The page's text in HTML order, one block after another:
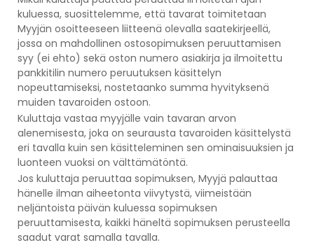
kuluessa, suosittelemme, että tavarat toimitetaan
Myyjän osoitteeseen liitteenä olevalla saatekirjeellä,
jossa on mahdollinen ostosopimuksen peruuttamisen
syy (ei ehto) sekä oston numero asiakirja ja ilmoitettu
pankkitilin numero peruutuksen käsittelyn
nopeuttamiseksi, nostetaanko summa hyvityksenä
muiden tavaroiden ostoon.
Kuluttaja vastaa myyjälle vain tavaran arvon
alenemisesta, joka on seurausta tavaroiden käsittelystä
eri tavalla kuin sen käsitteleminen sen ominaisuuksien ja
luonteen vuoksi on välttämätöntä.
Jos kuluttaja peruuttaa sopimuksen, Myyjä palauttaa
hänelle ilman aiheetonta viivytystä, viimeistään
neljäntoista päivän kuluessa sopimuksen
peruuttamisesta, kaikki häneltä sopimuksen perusteella
saadut varat samalla tavalla.